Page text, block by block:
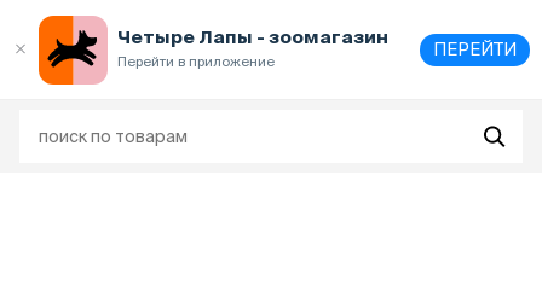
Четыре Лапы - зоомагазин
Перейти в приложение
ПЕРЕЙТИ